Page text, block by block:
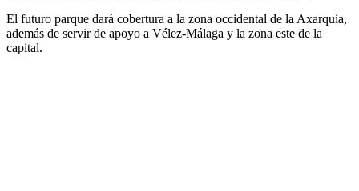
El futuro parque dará cobertura a la zona occidental de la Axarquía,
además de servir de apoyo a Vélez-Málaga y la zona este de la
capital.